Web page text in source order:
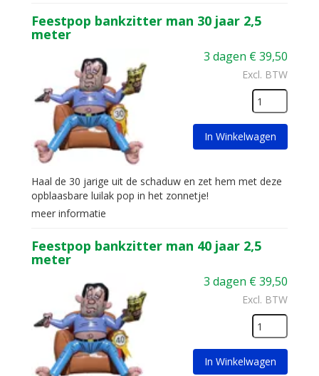
Feestpop bankzitter man 30 jaar 2,5
meter
3 dagen €39,50
Excl. BTW
In Winkelwagen
Haal de 30 jarige uit de schaduw en zet hem met deze
opblaasbare luilak pop in het zonnetje!
meer informatie
Feestpop bankzitter man 40 jaar 2,5
meter
3 dagen €39,50
Excl. BTW
In Winkelwagen